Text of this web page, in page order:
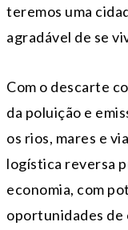
teremos uma
agradável de se
Com o descarte
da poluição e
os rios, mares e
logística reversa
economia, com
oportunidades de